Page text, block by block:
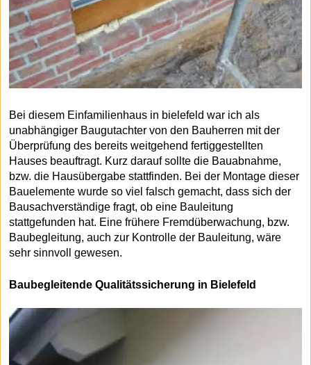
Bei diesem Einfamilienhaus in bielefeld war ich als
unabhängiger Baugutachter von den Bauherren mit der
Überprüfung des bereits weitgehend fertiggestellten
Hauses beauftragt. Kurz darauf sollte die Bauabnahme,
bzw. die Hausübergabe stattfinden. Bei der Montage dieser
Bauelemente wurde so viel falsch gemacht, dass sich der
Bausachverständige fragt, ob eine Bauleitung
stattgefunden hat. Eine frühere Fremdüberwachung, bzw.
Baubegleitung, auch zur Kontrolle der Bauleitung, wäre
sehr sinnvoll gewesen.
Baubegleitende Qualitätssicherung in Bielefeld